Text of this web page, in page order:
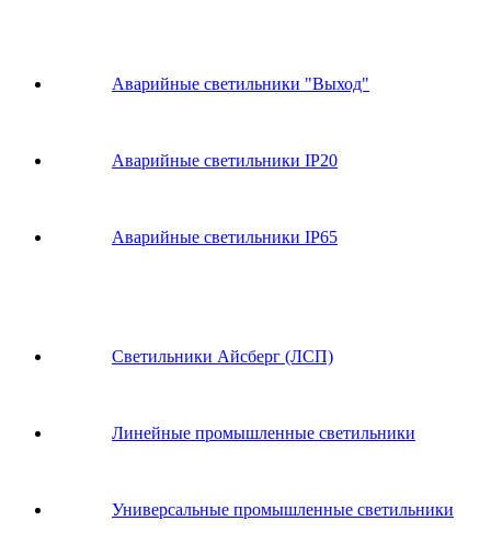
Аварийные светильники "Выход"
Аварийные светильники IP20
Аварийные светильники IP65
Светильники Айсберг (ЛСП)
Линейные промышленные светильники
Универсальные промышленные светильники